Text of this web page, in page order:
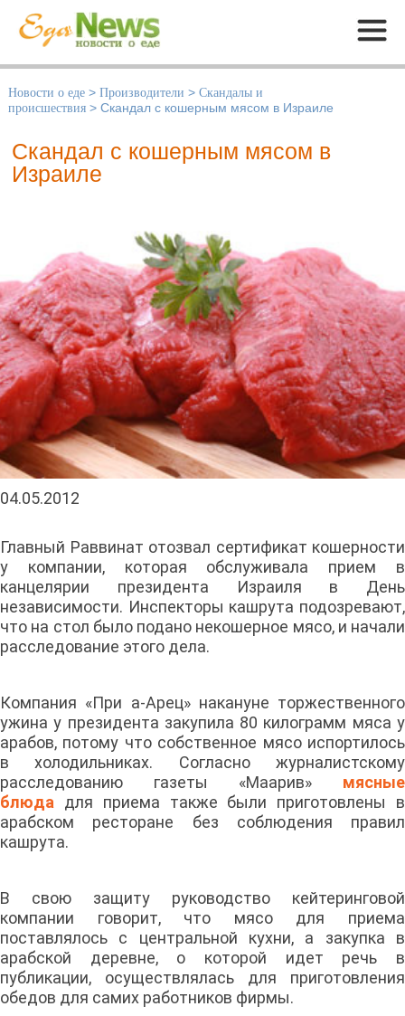
Меню
Новости о еде > Производители > Скандалы и
происшествия > Скандал с кошерным мясом в Израиле
Скандал с кошерным мясом в
Израиле
04.05.2012
Главный Раввинат отозвал сертификат кошерности
у компании, которая обслуживала прием в
канцелярии президента Израиля в День
независимости. Инспекторы кашрута подозревают,
что на стол было подано некошерное мясо, и начали
расследование этого дела.
Компания «При а-Арец» накануне торжественного
ужина у президента закупила 80 килограмм мяса у
арабов, потому что собственное мясо испортилось
в холодильниках. Согласно журналистскому
расследованию газеты «Маарив» мясные
блюда для приема также были приготовлены в
арабском ресторане без соблюдения правил
кашрута.
В свою защиту руководство кейтеринговой
компании говорит, что мясо для приема
поставлялось с центральной кухни, а закупка в
арабской деревне, о которой идет речь в
публикации, осуществлялась для приготовления
обедов для самих работников фирмы.